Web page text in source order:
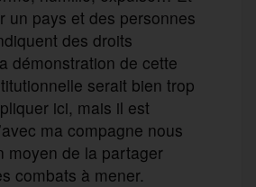
un pays et des personnes
des droits
démonstration de cette
serait bien trop
ici, mais il est
ma compagne nous
moyen de la partager
combats à mener.